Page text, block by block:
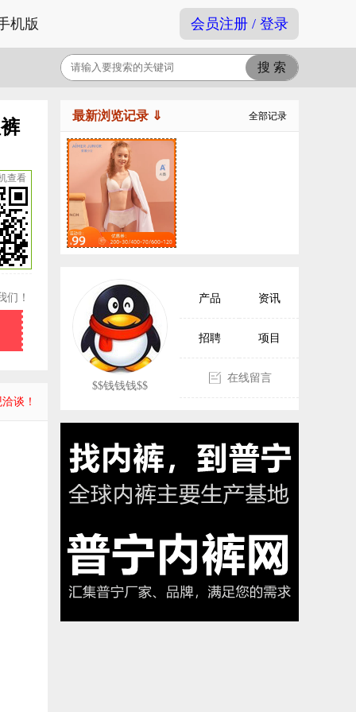
机版 会员注册 / 登录
们！
查看
谈！
最新浏览记录 ⇓ 全部记录
$$钱钱钱$$
产品 资讯
招聘 项目
在线留言